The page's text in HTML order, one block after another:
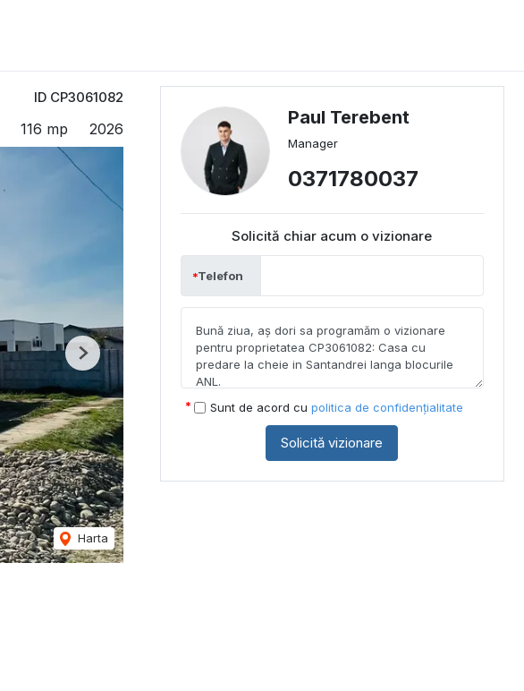
ID CP3061082
116 mp 2026
Harta
Next
Paul Terebent
Manager
0371780037
Solicită chiar acum o vizionare
Telefon
Sunt de acord cu politica de confidențialitate
Solicită vizionare